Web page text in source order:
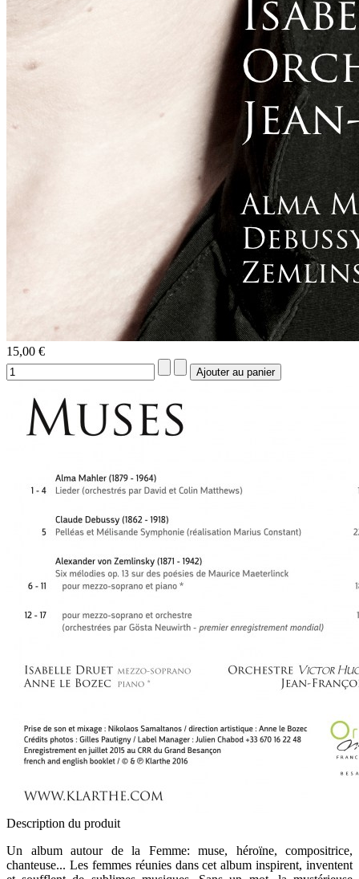
15,00 €
Description du produit
Un album autour de la Femme: muse, héroïne, compositrice,
chanteuse... Les femmes réunies dans cet album inspirent, inventent